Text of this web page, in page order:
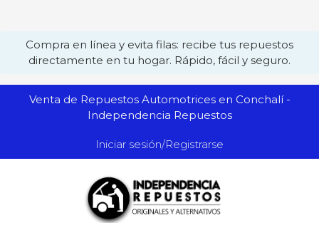
Compra en línea y evita filas: recibe tus repuestos
directamente en tu hogar. Rápido, fácil y seguro.
Venta de Repuestos Automotrices en Conchalí -
Independencia Repuestos
Iniciar sesión/Registrarse